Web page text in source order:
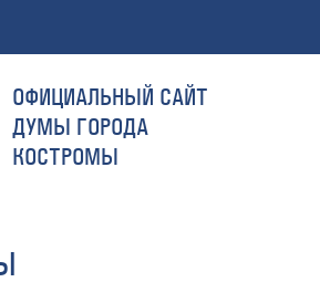
ОФИЦИАЛЬНЫЙ САЙТ
ДУМЫ ГОРОДА
КОСТРОМЫ